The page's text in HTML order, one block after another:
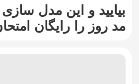
بیایید و این مدل
مد روز را رایگان